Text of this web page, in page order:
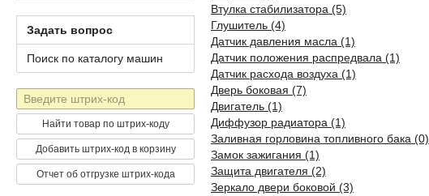
Втулка стабилизатора (5)
Глушитель (4)
Датчик давления масла (1)
Датчик положения распредвала (1)
Датчик расхода воздуха (1)
Дверь боковая (7)
Двигатель (1)
Диффузор радиатора (1)
Заливная горловина топливного бака (0)
Замок зажигания (1)
Защита двигателя (2)
Зеркало двери боковой (3)
Задать вопрос
Поиск по каталогу машин
Штрих-
код
Найти товар по штрих-коду
Добавить штрих-код в корзину
Отчет об отгрузке штрих-кода